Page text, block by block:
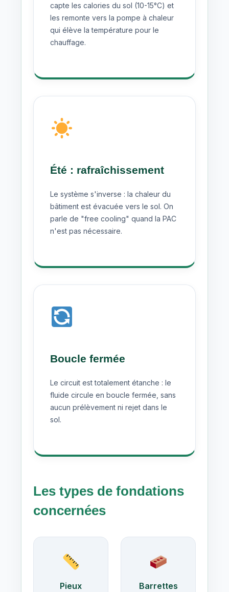
capte les calories du sol (10-15°C) et
les remonte vers la pompe à chaleur
qui élève la température pour le
chauffage.
Été : rafraîchissement
Le système s'inverse : la chaleur du
bâtiment est évacuée vers le sol. On
parle de "free cooling" quand la PAC
n'est pas nécessaire.
Boucle fermée
Le circuit est totalement étanche : le
fluide circule en boucle fermée, sans
aucun prélèvement ni rejet dans le
sol.
Les types de fondations
concernées
Pieux Barrettes